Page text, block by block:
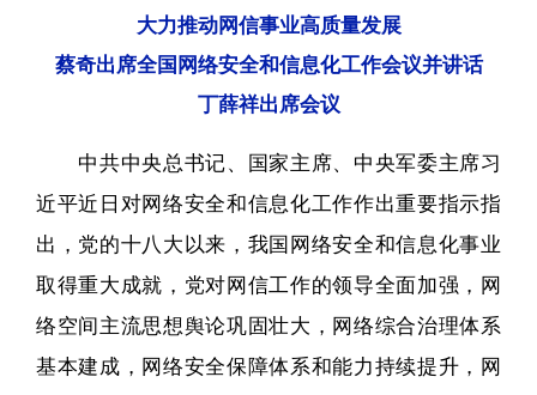
大力推动网信事业高质量发展
蔡奇出席全国网络安全和信息化工作会议并讲话
丁薛祥出席会议
中共中央总书记、国家主席、中央军委主席习
近平近日对网络安全和信息化工作作出重要指示指
出，党的十八大以来，我国网络安全和信息化事业
取得重大成就，党对网信工作的领导全面加强，网
络空间主流思想舆论巩固壮大，网络综合治理体系
基本建成，网络安全保障体系和能力持续提升，网